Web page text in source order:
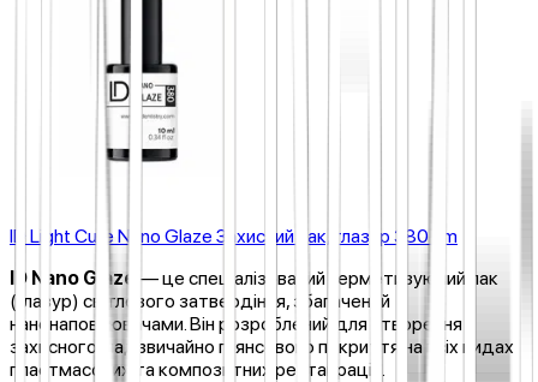
ID Light Cure Nano Glaze Захисний лак, глазур 380 nm
ID Nano Glaze — це спеціалізований герметизуючий лак
(глазур) світлового затвердіння, збагачений
нанонаповнювачами. Він розроблений для створення
захисного, надзвичайно глянсового покриття на всіх видах
пластмасових та композитних реставрацій.